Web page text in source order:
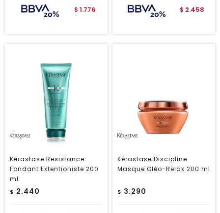
$ 1.776 $ 2.458
Kérastase Resistance
Fondant Extentioniste 200
ml
$ 2.440
Kérastase Discipline
Masque Oléo-Relax 200 ml
$ 3.290